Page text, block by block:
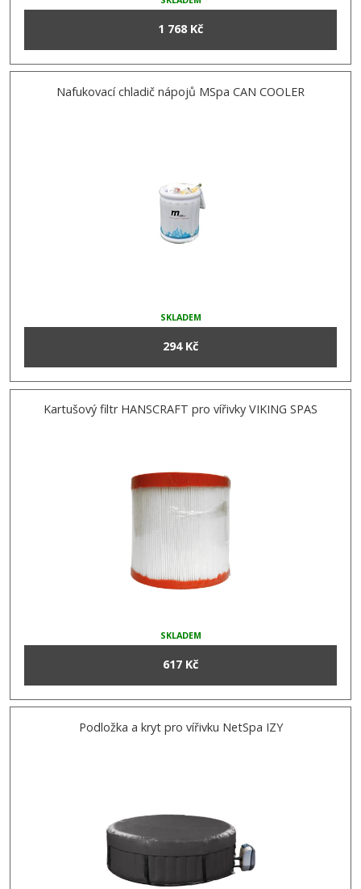
1 768 Kč
Nafukovací chladič nápojů MSpa CAN COOLER
SKLADEM
294 Kč
Kartušový filtr HANSCRAFT pro vířivky VIKING SPAS
SKLADEM
617 Kč
Podložka a kryt pro vířivku NetSpa IZY